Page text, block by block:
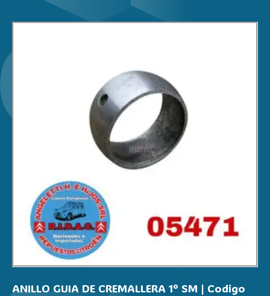
ANILLO GUIA DE CREMALLERA 1° SM | Codigo